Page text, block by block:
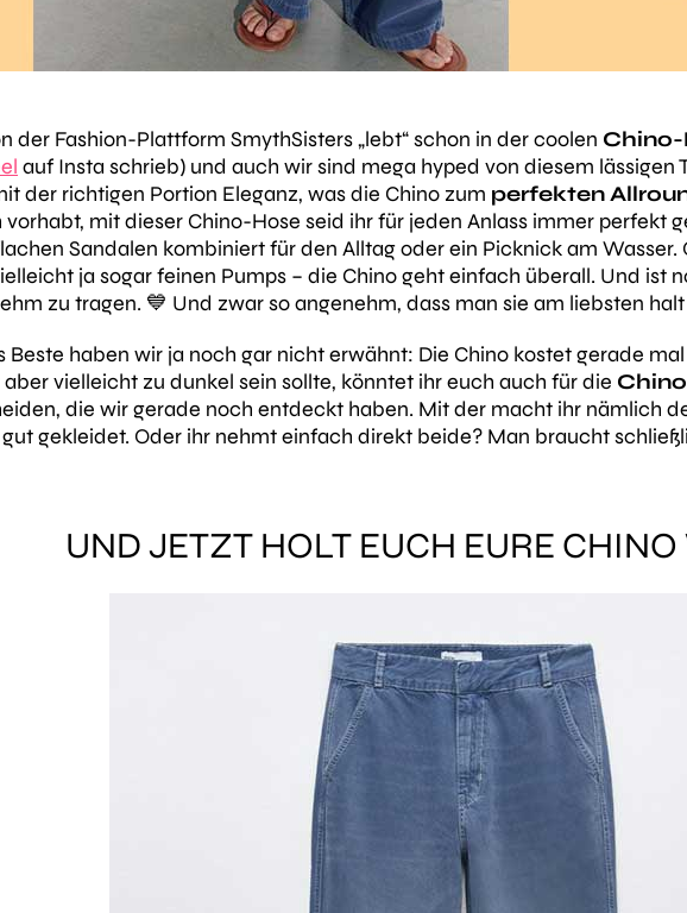
der Fashion-Plattform SmythSisters„lebt“schon in der coolen Chino-
auf Insta schrieb) und auch wir sind mega hyped von diesem lässigen
der richtigen Portion Eleganz, was die Chino zum perfekten
vorhabt, mit dieser Chino-Hose seid ihr für jeden Anlass immer perfekt
Sandalen kombiniert für den Alltag oder ein Picknick am
ja sogar feinen Pumps – die Chino geht einfach überall. Und ist
zu tragen. 💙 Und zwar so angenehm, dass man sie am liebsten
Beste haben wir ja noch gar nicht erwähnt: Die Chino kostet gerade
vielleicht zu dunkel sein sollte, könntet ihr euch auch für die
die wir gerade noch entdeckt haben. Mit der macht ihr nämlich
gekleidet. Oder ihr nehmt einfach direkt beide? Man braucht
UND JETZT HOLT EUCH EURE CHINO